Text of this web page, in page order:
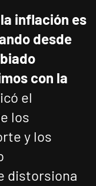
inflación es
desde
con la
el
los
y los
distorsiona